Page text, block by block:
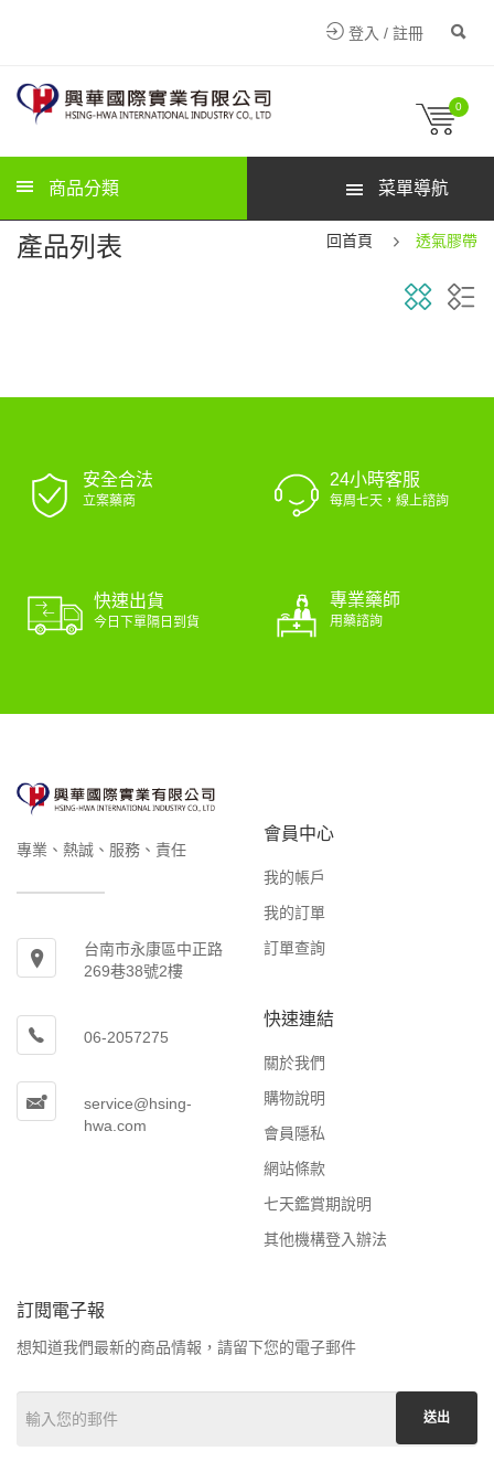
登入 / 註冊
0
商品分類 菜單導航
產品列表 回首頁 透氣膠帶
安全合法
立案藥商
24小時客服
每周七天，線上諮詢
快速出貨
今日下單隔日到貨
專業藥師
用藥諮詢
專業、熱誠、服務、責任
台南市永康區中正路
269巷38號2樓
06-2057275
service@hsing-
hwa.com
會員中心
我的帳戶
我的訂單
訂單查詢
快速連結
關於我們
購物說明
會員隱私
網站條款
七天鑑賞期說明
其他機構登入辦法
訂閱電子報
想知道我們最新的商品情報，請留下您的電子郵件
送出